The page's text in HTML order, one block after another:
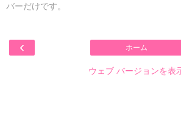
バーだけです。
‹ ホーム
ウェブ バージョンを表